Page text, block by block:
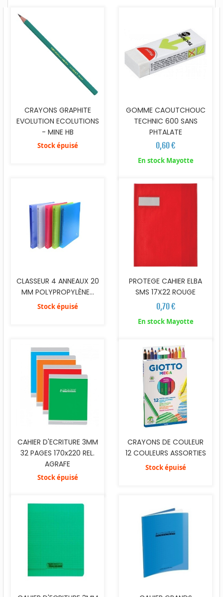
CRAYONS GRAPHITE
EVOLUTION ECOLUTIONS
- MINE HB
Stock épuisé
GOMME CAOUTCHOUC
TECHNIC 600 SANS
PHTALATE
0,60 €
En stock Mayotte
CLASSEUR 4 ANNEAUX 20
MM POLYPROPYLÈNE...
Stock épuisé
PROTEGE CAHIER ELBA
SMS 17X22 ROUGE
0,70 €
En stock Mayotte
CAHIER D'ECRITURE 3MM
32 PAGES 170x220 REL.
AGRAFE
Stock épuisé
CRAYONS DE COULEUR
12 COULEURS ASSORTIES
Stock épuisé